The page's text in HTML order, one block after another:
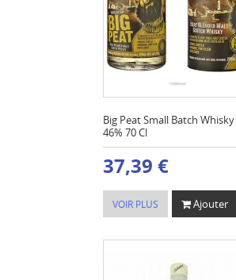
Big Peat Small Batch Whisky
46% 70 Cl
37,39 €
VOIR PLUS Ajouter